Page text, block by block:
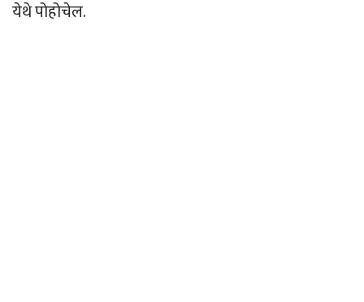
येथे पोहोचेल.